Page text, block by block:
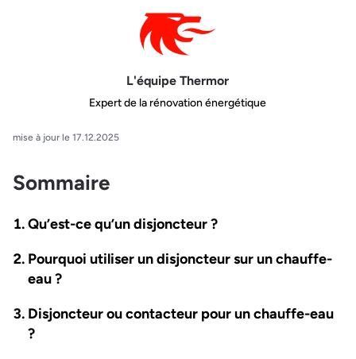
L'équipe Thermor
Expert de la rénovation énergétique
mise à jour le 17.12.2025
Sommaire
Qu’est-ce qu’un disjoncteur ?
Pourquoi utiliser un disjoncteur sur un chauffe-
eau ?
Disjoncteur ou contacteur pour un chauffe-eau
?